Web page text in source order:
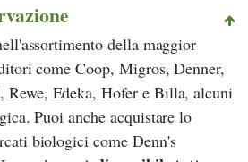
della maggior
comeCoop, Migros,Denner,
, Rewe, Edeka,Hofere Billa, alcuni
Puoi anche acquistare lo
biologici come Denn's